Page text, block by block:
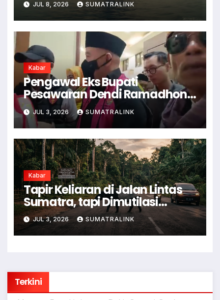
JUL 8, 2026 SUMATRALINK
Kabar
Pengawal Eks Bupati
Pesawaran Dendi Ramadhona
Pukul Kamera Wartawan
JUL 3, 2026 SUMATRALINK
Kabar
Tapir Keliaran di Jalan Lintas
Sumatra, tapi Dimutilasi
Warga
JUL 3, 2026 SUMATRALINK
Terkini